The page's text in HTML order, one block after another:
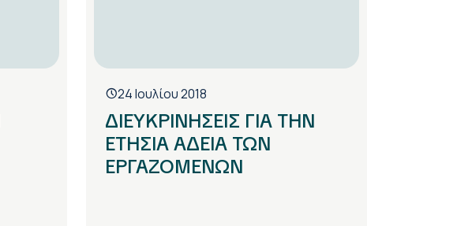
24 Ιουλίου 2018
ΔΙΕΥΚΡΙΝΗΣΕΙΣ ΓΙΑ ΤΗΝ
ΕΤΗΣΙΑ ΑΔΕΙΑ ΤΩΝ
ΕΡΓΑΖΟΜΕΝΩΝ